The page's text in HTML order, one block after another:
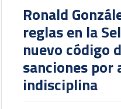
Ronald
reglas en la
nuevo código
sanciones por
indisciplina